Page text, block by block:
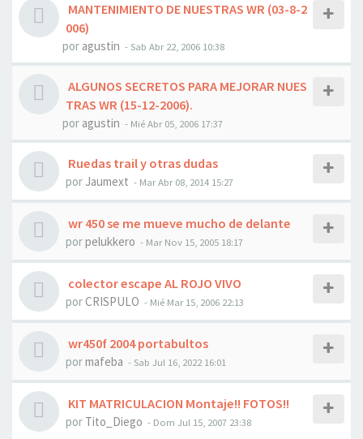
MANTENIMIENTO DE NUESTRAS WR (03-8-2
006)
por agustin - Sab Abr 22, 2006 10:38
ALGUNOS SECRETOS PARA MEJORAR NUES
TRAS WR (15-12-2006).
por agustin - Mié Abr 05, 2006 17:37
Ruedas trail y otras dudas
por Jaumext - Mar Abr 08, 2014 15:27
wr 450 se me mueve mucho de delante
porpelukkero - Mar Nov 15, 2005 18:17
colector escape AL ROJO VIVO
porCRISPULO - Mié Mar 15, 2006 22:13
wr450f 2004 portabultos
pormafeba - Sab Jul 16, 2022 16:01
KIT MATRICULACION Montaje!! FOTOS!!
por Tito_Diego - Dom Jul 15, 2007 23:38